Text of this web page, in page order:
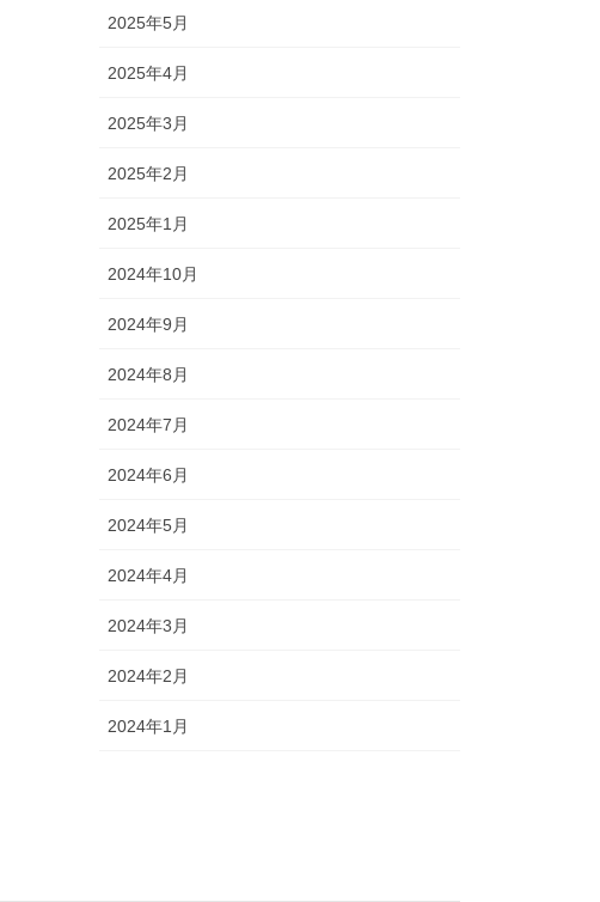
2025年5月
2025年4月
2025年3月
2025年2月
2025年1月
2024年10月
2024年9月
2024年8月
2024年7月
2024年6月
2024年5月
2024年4月
2024年3月
2024年2月
2024年1月